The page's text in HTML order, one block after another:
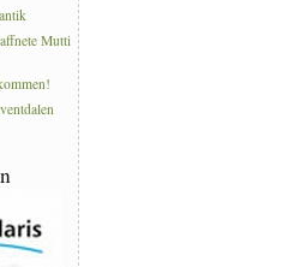
Mutti